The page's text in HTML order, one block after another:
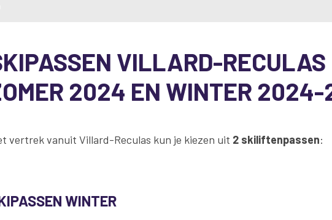
VILLARD-RECULAS
2024 EN WINTER
vertrek vanuit Villard-Reculas kun je kiezen uit 2 skiliftenpassen:
WINTER